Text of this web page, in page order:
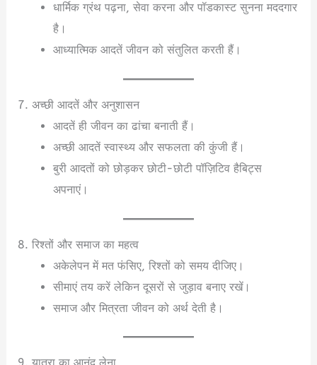
धार्मिक ग्रंथ पढ़ना, सेवा करना और पॉडकास्ट सुनना मददगार
है।
आध्यात्मिक आदतें जीवन को संतुलित करती हैं।
7. अच्छी आदतें और अनुशासन
आदतें ही जीवन का ढांचा बनाती हैं।
अच्छी आदतें स्वास्थ्य और सफलता की कुंजी हैं।
बुरी आदतों को छोड़कर छोटी-छोटी पॉज़िटिव हैबिट्स
अपनाएं।
8. रिश्तों और समाज का महत्व
अकेलेपन में मत फंसिए, रिश्तों को समय दीजिए।
सीमाएं तय करें लेकिन दूसरों से जुड़ाव बनाए रखें।
समाज और मित्रता जीवन को अर्थ देती है।